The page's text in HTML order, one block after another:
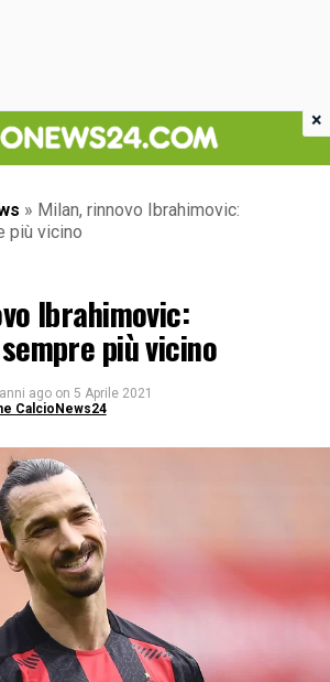
» Milan, rinnovo Ibrahimovic:
più vicino
Ibrahimovic:
più vicino
ago on 5 Aprile 2021
CalcioNews24
×